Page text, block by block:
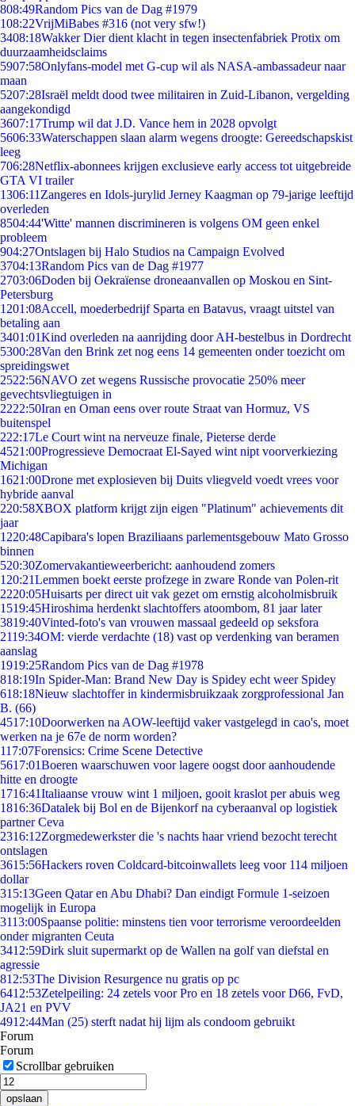
808:49Random Pics van de Dag #1979
108:22VrijMiBabes #316 (not very sfw!)
3408:18Wakker Dier dient klacht in tegen insectenfabriek Protix om
duurzaamheidsclaims
5907:58Onlyfans-model met G-cup wil als NASA-ambassadeur naar
maan
5207:28Israël meldt dood twee militairen in Zuid-Libanon, vergelding
aangekondigd
3607:17Trump wil dat J.D. Vance hem in 2028 opvolgt
5606:33Waterschappen slaan alarm wegens droogte: Gereedschapskist
leeg
706:28Netflix-abonnees krijgen exclusieve early access tot uitgebreide
GTA VI trailer
1306:11 Zangeres en Idols-jurylid Jerney Kaagman op 79-jarige leeftijd
overleden
8504:44'Witte' mannen discrimineren is volgens OM geen enkel
probleem
904:27Ontslagen bij Halo Studios na Campaign Evolved
3704:13Random Pics van de Dag #1977
2703:06Doden bij Oekraïense droneaanvallen op Moskou en Sint-
Petersburg
1201:08Accell, moederbedrijf Sparta en Batavus, vraagt uitstel van
betaling aan
3401:01Kind overleden na aanrijding door AH-bestelbus in Dordrecht
5300:28Van den Brink zet nog eens 14 gemeenten onder toezicht om
spreidingswet
2522:56NAVO zet wegens Russische provocatie 250% meer
gevechtsvliegtuigen in
2222:50Iran en Oman eens over route Straat van Hormuz, VS
buitenspel
222:17Le Court wint na nerveuze finale, Pieterse derde
4521:00Progressieve Democraat El-Sayed wint nipt voorverkiezing
Michigan
1621:00Drone met explosieven bij Duits vliegveld voedt vrees voor
hybride aanval
220:58XBOX platform krijgt zijn eigen "Platinum" achievements dit
jaar
1220:48Capibara's lopen Braziliaans parlementsgebouw Mato Grosso
binnen
520:30Zomervakantieweerbericht: aanhoudend zomers
1 20:21Lemmen boekt eerste profzege in zware Ronde van Polen-rit
2220:05Huisarts per direct uit vak gezet om ernstig alcoholmisbruik
1519:45Hiroshima herdenkt slachtoffers atoombom, 81 jaar later
3819:40Vinted-foto's van vrouwen massaal gedeeld op seksfora
2119:34OM: vierde verdachte (18) vast op verdenking van beramen
aanslag
1919:25Random Pics van de Dag #1978
818:19In Spider-Man: Brand New Day is Spidey echt weer Spidey
618:18Nieuw slachtoffer in kindermisbruikzaak zorgprofessional Jan
B. (66)
4517:10Doorwerken na AOW-leeftijd vaker vastgelegd in cao's, moet
werken na je 67e de norm worden?
117:07Forensics: Crime Scene Detective
5617:01Boeren waarschuwen voor lagere oogst door aanhoudende
hitte en droogte
1716:41Italiaanse vrouw wint 1 miljoen, gooit kraslot per abuis weg
1816:36Datalek bij Bol en de Bijenkorf na cyberaanval op logistiek
partner Ceva
2316:12Zorgmedewerkster die 's nachts haar vriend bezocht terecht
ontslagen
3615:56Hackers roven Coldcard-bitcoinwallets leeg voor 114 miljoen
dollar
315:13Geen Qatar en Abu Dhabi? Dan eindigt Formule 1-seizoen
mogelijk in Europa
3113:00Spaanse politie: minstens tien voor terrorisme veroordeelden
onder migranten Ceuta
3412:59Dirk sluit supermarkt op de Wallen na golf van diefstal en
agressie
812:53The Division Resurgence nu gratis op pc
6412:53Zetelpeiling: 24 zetels voor Pro en 18 zetels voor D66, FvD,
JA21 en PVV
4912:44Man (25) sterft nadat hij lijm als condoom gebruikt
Forum
Forum
Scrollbar gebruiken
opslaan